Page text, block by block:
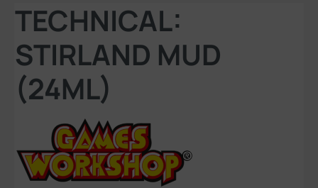
TECHNICAL:
STIRLAND MUD
(24ML)